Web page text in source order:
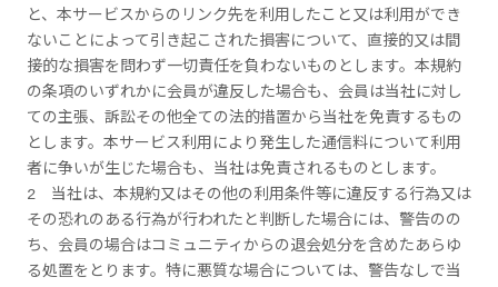
と、本サービスからのリンク先を利用したこと又は利用ができ
ないことによって引き起こされた損害について、直接的又は間
接的な損害を問わず一切責任を負わないものとします。本規約
の条項のいずれかに会員が違反した場合も、会員は当社に対し
ての主張、訴訟その他全ての法的措置から当社を免責するもの
とします。本サービス利用により発生した通信料について利用
者に争いが生じた場合も、当社は免責されるものとします。
2 当社は、本規約又はその他の利用条件等に違反する行為又は
その恐れのある行為が行われたと判断した場合には、警告のの
ち、会員の場合はコミュニティからの退会処分を含めたあらゆ
る処置をとります。特に悪質な場合については、警告なしで当